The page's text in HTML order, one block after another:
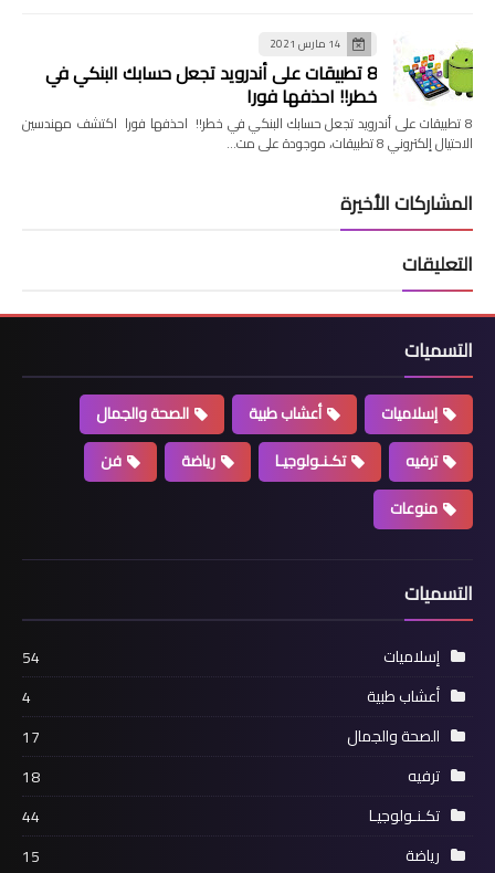
14 مارس 2021
8 تطبيقات على أندرويد تجعل حسابك البنكي في
خطر!! احذفها فورا
8 تطبيقات على أندرويد تجعل حسابك البنكي في خطر!! احذفها فورا اكتشف مهندسين
الاحتيال إلكتروني 8 تطبيقات، موجودة على مت…
المشاركات الأخيرة
التعليقات
التسميات
إسلاميات أعشاب طبية
الصحة والجمال
ترفيه
تكـنـولوجيـا رياضة
فن
منوعات
التسميات
إسلاميات
54
أعشاب طبية
4
الصحة والجمال
17
ترفيه
18
تكـنـولوجيـا
44
رياضة
15